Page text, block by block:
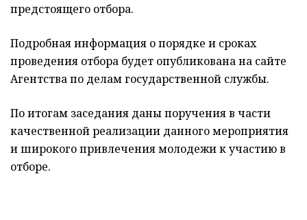
предстоящего отбора.
Подробная информация о порядке и сроках
проведения отбора будет опубликована на сайте
Агентства по делам государственной службы.
По итогам заседания даны поручения в части
качественной реализации данного мероприятия
и широкого привлечения молодежи к участию в
отборе.